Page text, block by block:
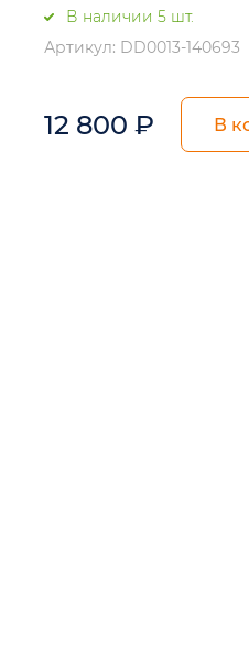
В наличии 5 шт.
Артикул: DD0013-140693
12 800 ₽ В